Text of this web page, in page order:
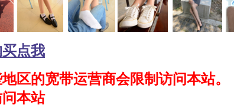
点我
区的宽带运营商会限制访问本站。
本站